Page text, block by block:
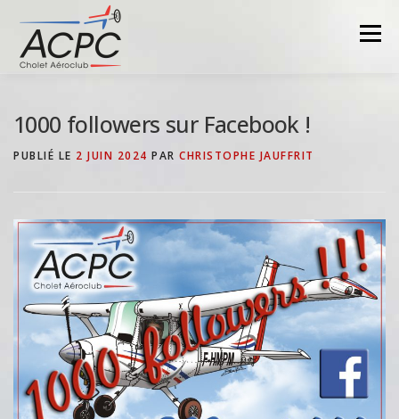
contenu
Menu
1000 followers sur Facebook !
PUBLIÉ LE 2 JUIN 2024 PAR CHRISTOPHE JAUFFRIT